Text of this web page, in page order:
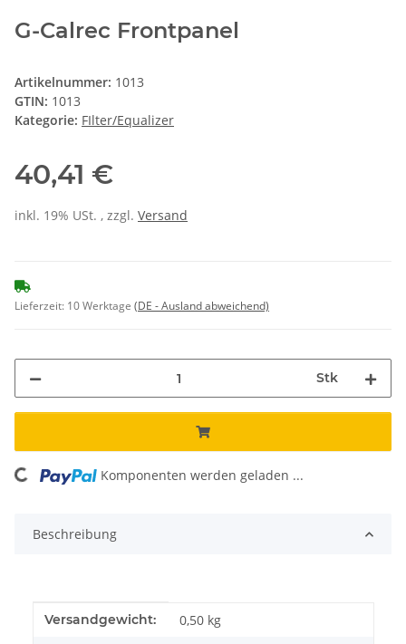
G-Calrec Frontpanel
Artikelnummer: 1013
GTIN: 1013
Kategorie: FIlter/Equalizer
40,41 €
inkl. 19% USt. , zzgl. Versand
Lieferzeit: 10 Werktage (DE - Ausland abweichend)
Stk
Loading... Komponenten werden geladen ...
Beschreibung
Produkteigenschaft
Wert
Versandgewicht: 0,50 kg